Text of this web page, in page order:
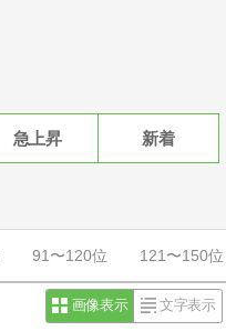
急上昇 新着
91〜120位 121〜150位
画像表示 文字表示